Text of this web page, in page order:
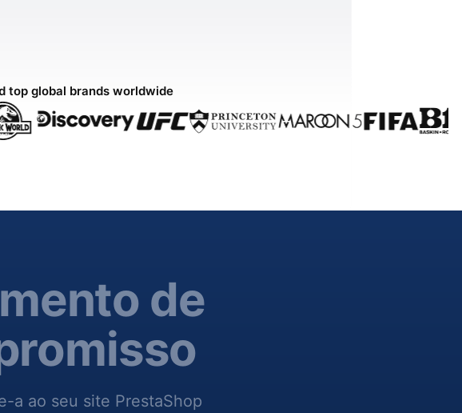
top global brands worldwide
de
a ao seu site PrestaShop